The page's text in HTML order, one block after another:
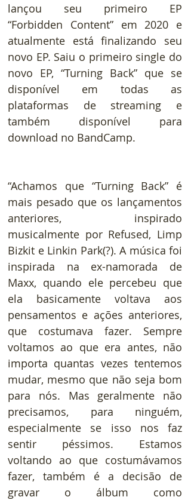
lançou seu primeiro EP
“Forbidden Content” em 2020 e
atualmente está finalizando seu
novo EP. Saiu o primeiro single do
novo EP, “Turning Back” que se
disponível em todas as
plataformas de streaming e
também disponível para
download no BandCamp.
“Achamos que “Turning Back” é
mais pesado que os lançamentos
anteriores, inspirado
musicalmente por Refused, Limp
Bizkit e Linkin Park(?). A música foi
inspirada na ex-namorada de
Maxx, quando ele percebeu que
ela basicamente voltava aos
pensamentos e ações anteriores,
que costumava fazer. Sempre
voltamos ao que era antes, não
importa quantas vezes tentemos
mudar, mesmo que não seja bom
para nós. Mas geralmente não
precisamos, para ninguém,
especialmente se isso nos faz
sentir péssimos. Estamos
voltando ao que costumávamos
fazer, também é a decisão de
gravar o álbum como